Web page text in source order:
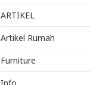
ARTIKEL
Artikel Rumah
Furniture